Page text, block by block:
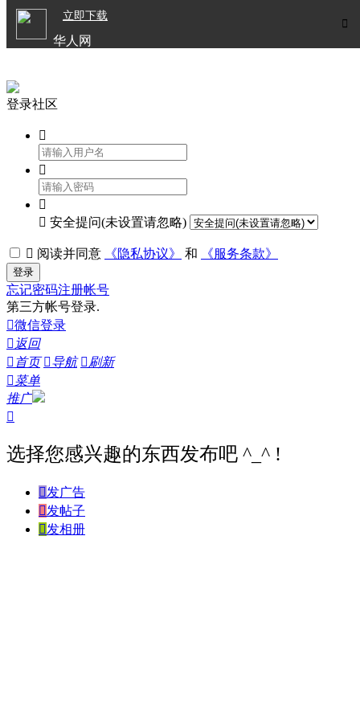

立即下载
华人网
登录社区



 安全提问(未设置请忽略)
 阅读并同意 《隐私协议》 和 《服务条款》
登录
忘记密码注册帐号
第三方帐号登录.
微信登录
 返回
 首页 导航 刷新
菜单
推广

选择您感兴趣的东西发布吧 ^_^ !
发广告
发帖子
发相册